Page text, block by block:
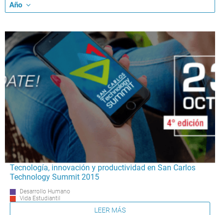
Año
Tecnología, innovación y productividad en San Carlos
Technology Summit 2015
Desarrollo Humano
Vida Estudiantil
LEER MÁS